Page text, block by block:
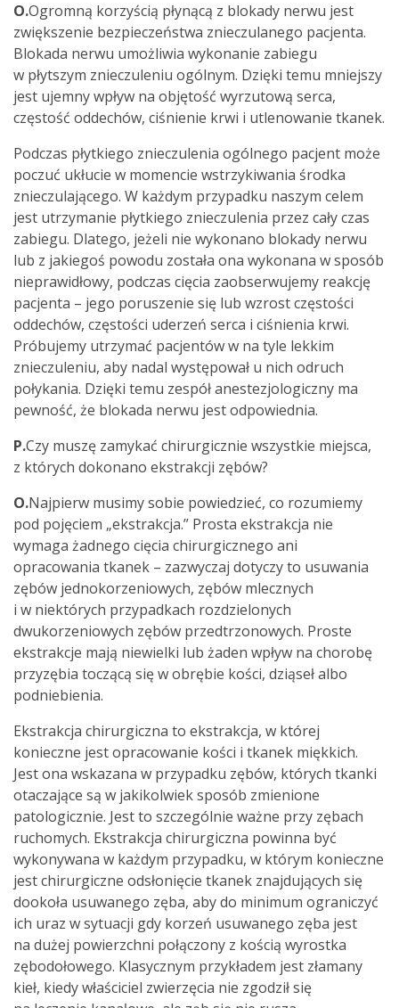
O.Ogromną korzyścią płynącą z blokady nerwu jest
zwiększenie bezpieczeństwa znieczulanego pacjenta.
Blokada nerwu umożliwia wykonanie zabiegu
w płytszym znieczuleniu ogólnym. Dzięki temu mniejszy
jest ujemny wpływ na objętość wyrzutową serca,
częstość oddechów, ciśnienie krwi i utlenowanie tkanek.
Podczas płytkiego znieczulenia ogólnego pacjent może
poczuć ukłucie w momencie wstrzykiwania środka
znieczulającego. W każdym przypadku naszym celem
jest utrzymanie płytkiego znieczulenia przez cały czas
zabiegu. Dlatego, jeżeli nie wykonano blokady nerwu
lub z jakiegoś powodu została ona wykonana w sposób
nieprawidłowy, podczas cięcia zaobserwujemy reakcję
pacjenta – jego poruszenie się lub wzrost częstości
oddechów, częstości uderzeń serca i ciśnienia krwi.
Próbujemy utrzymać pacjentów w na tyle lekkim
znieczuleniu, aby nadal występował u nich odruch
połykania. Dzięki temu zespół anestezjologiczny ma
pewność, że blokada nerwu jest odpowiednia.
P.Czy muszę zamykać chirurgicznie wszystkie miejsca,
z których dokonano ekstrakcji zębów?
O.Najpierw musimy sobie powiedzieć, co rozumiemy
pod pojęciem „ekstrakcja.” Prosta ekstrakcja nie
wymaga żadnego cięcia chirurgicznego ani
opracowania tkanek – zazwyczaj dotyczy to usuwania
zębów jednokorzeniowych, zębów mlecznych
i w niektórych przypadkach rozdzielonych
dwukorzeniowych zębów przedtrzonowych. Proste
ekstrakcje mają niewielki lub żaden wpływ na chorobę
przyzębia toczącą się w obrębie kości, dziąseł albo
podniebienia.
Ekstrakcja chirurgiczna to ekstrakcja, w której
konieczne jest opracowanie kości i tkanek miękkich.
Jest ona wskazana w przypadku zębów, których tkanki
otaczające są w jakikolwiek sposób zmienione
patologicznie. Jest to szczególnie ważne przy zębach
ruchomych. Ekstrakcja chirurgiczna powinna być
wykonywana w każdym przypadku, w którym konieczne
jest chirurgiczne odsłonięcie tkanek znajdujących się
dookoła usuwanego zęba, aby do minimum ograniczyć
ich uraz w sytuacji gdy korzeń usuwanego zęba jest
na dużej powierzchni połączony z kością wyrostka
zębodołowego. Klasycznym przykładem jest złamany
kieł, kiedy właściciel zwierzęcia nie zgodził się